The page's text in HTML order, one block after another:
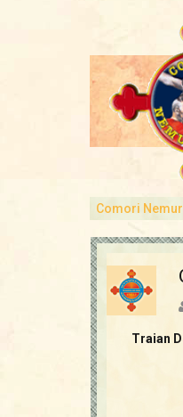
Comori
Traian